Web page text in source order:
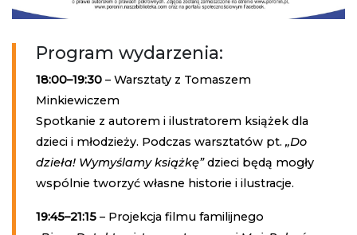
Program wydarzenia:
18:00–19:30– Warsztaty z Tomaszem
Minkiewiczem
Spotkanie z autorem i ilustratorem książek dla
dzieci i młodzieży. Podczas warsztatów pt. „Do
dzieła! Wymyślamy książkę”dzieci będą mogły
wspólnie tworzyć własne historie i ilustracje.
19:45–21:15– Projekcja filmu familijnego